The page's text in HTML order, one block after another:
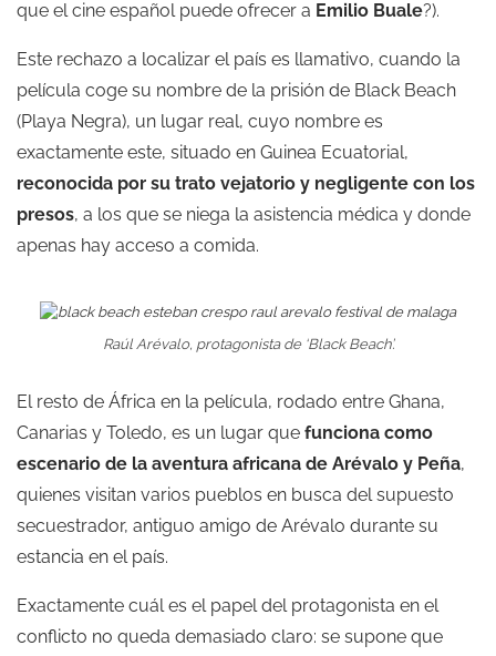
que el cine español puede ofrecer a Emilio Buale?).
Este rechazo a localizar el país es llamativo, cuando la
película coge su nombre de la prisión de Black Beach
(Playa Negra), un lugar real, cuyo nombre es
exactamente este, situado en Guinea Ecuatorial,
reconocida por su trato vejatorio y negligente con los
presos, a los que se niega la asistencia médica y donde
apenas hay acceso a comida.
Raúl Arévalo, protagonista de ‘Black Beach’.
El resto de África en la película, rodado entre Ghana,
Canarias y Toledo, es un lugar que funciona como
escenario de la aventura africana de Arévalo y Peña,
quienes visitan varios pueblos en busca del supuesto
secuestrador, antiguo amigo de Arévalo durante su
estancia en el país.
Exactamente cuál es el papel del protagonista en el
conflicto no queda demasiado claro: se supone que